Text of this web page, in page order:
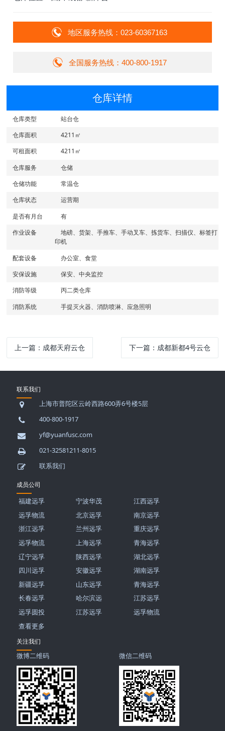
地区服务热线：023-60367163
全国服务热线：400-800-1917
仓库详情
仓库类型
站台仓
仓库面积
4211㎡
可租面积
4211㎡
仓库服务
仓储
仓储功能
常温仓
仓库状态
运营期
是否有月台
有
作业设备
地磅、货架、手推车、手动叉车、拣货车、扫描仪、标签打
印机
配套设备
办公室、食堂
安保设施
保安、中央监控
消防等级
丙二类仓库
消防系统
手提灭火器、消防喷淋、应急照明
上一篇： 成都天府云仓 下一篇： 成都新都4号云仓
联系我们
上海市普陀区云岭西路600弄6号楼5层
400-800-1917
yf@yuanfusc.com
021-32581211-8015
联系我们
成员公司
福建远孚 宁波华茂
江西远孚
远孚物流
北京远孚
南京远孚
浙江远孚
兰州远孚
重庆远孚
远孚物流
上海远孚
青海远孚
辽宁远孚
陕西远孚
湖北远孚
四川远孚
安徽远孚
湖南远孚
新疆远孚
山东远孚
青海远孚
长春远孚
哈尔滨远
江苏远孚
远孚圆投
江苏远孚
远孚物流
查看更多
关注我们
微博二维码 微信二维码